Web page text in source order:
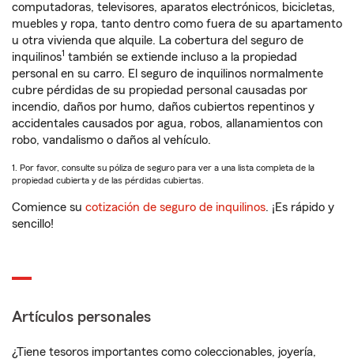
computadoras, televisores, aparatos electrónicos, bicicletas,
muebles y ropa, tanto dentro como fuera de su apartamento
u otra vivienda que alquile. La cobertura del seguro de
inquilinos1 también se extiende incluso a la propiedad
personal en su carro. El seguro de inquilinos normalmente
cubre pérdidas de su propiedad personal causadas por
incendio, daños por humo, daños cubiertos repentinos y
accidentales causados por agua, robos, allanamientos con
robo, vandalismo o daños al vehículo.
1. Por favor, consulte su póliza de seguro para ver a una lista completa de la
propiedad cubierta y de las pérdidas cubiertas.
Comience su cotización de seguro de inquilinos. ¡Es rápido y
sencillo!
Artículos personales
¿Tiene tesoros importantes como coleccionables, joyería,